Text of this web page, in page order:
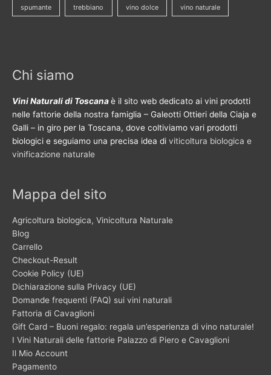
spumante trebbiano vino dolce vino naturale
Chi siamo
Vini Naturali di Toscanaè il sito web dedicato ai vini prodotti
nelle fattorie della nostra famiglia – Galeotti Ottieri della Ciaja e
Galli – in giro per la Toscana, dove coltiviamo vari prodotti
biologici e seguiamo una precisa idea di viticoltura biologica e
vinificazione naturale
Mappa del sito
Agricoltura biologica, Vinicoltura Naturale
Blog
Carrello
Checkout-Result
Cookie Policy (UE)
Dichiarazione sulla Privacy (UE)
Domande frequenti (FAQ) sui vini naturali
Fattoria di Cavaglioni
Gift Card – Buoni regalo: regala un’esperienza di vino naturale!
I Vini Naturali delle fattorie Palazzo di Piero e Cavaglioni
Il Mio Account
Pagamento